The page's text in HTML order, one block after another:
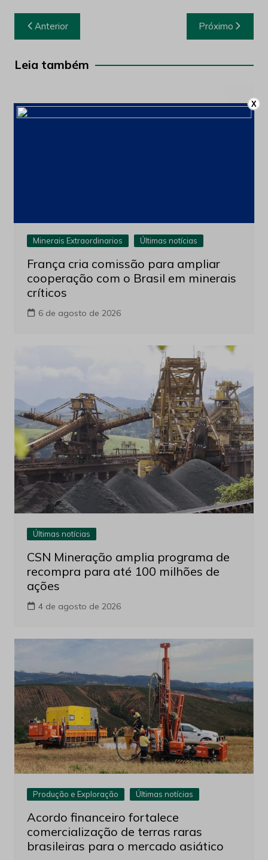
Navegação
de
Post
Anterior Próximo
Leia também
Minerais Extraordinarios Últimas notícias
França cria comissão para ampliar
cooperação com o Brasil em minerais
críticos
6 de agosto de 2026
Últimas notícias
CSN Mineração amplia programa de
recompra para até 100 milhões de
ações
4 de agosto de 2026
Produção e Exploração Últimas notícias
Acordo financeiro fortalece
comercialização de terras raras
brasileiras para o mercado asiático
X